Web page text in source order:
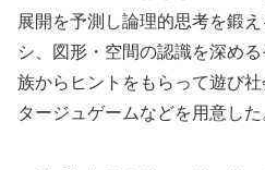
展開を予測し論理的思考を鍛
シ、図形・空間の認識を深め
族からヒントをもらって遊び
タージュゲームなどを用意した